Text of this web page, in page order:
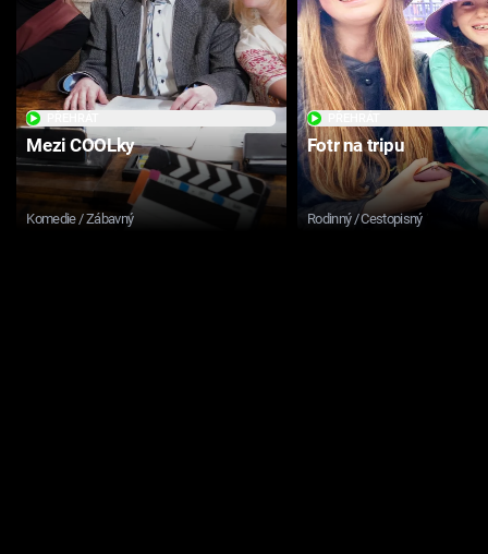
Mezi COOLky
Komedie / Zábavný
Fotr na tripu
Rodinný / Cestopisný